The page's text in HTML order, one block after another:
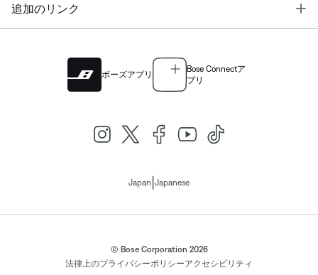
追加のリンク
ボーズアプリ
Bose Connectア
プリ
Japan Japanese
© Bose Corporation 2026
法律上のプライバシーポリシーアクセシビリティ